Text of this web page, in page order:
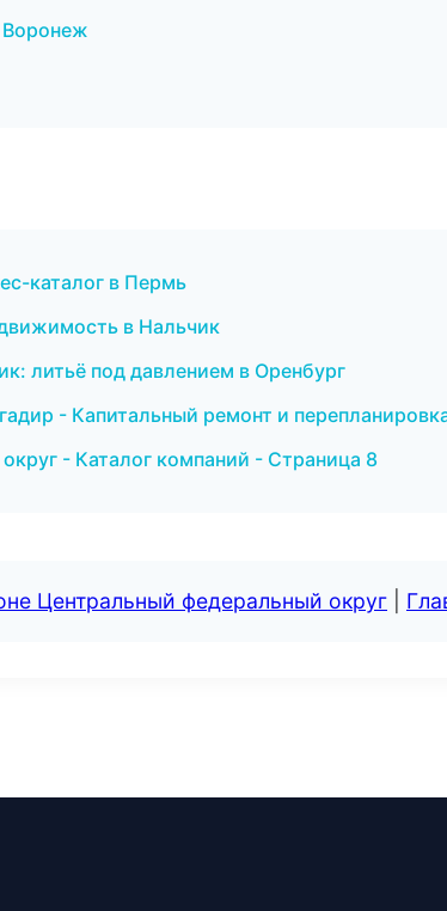
каталог в Пермь
в Нальчик
литьё под давлением в Оренбург
- Капитальный ремонт и
- Каталог компаний - Страница 8
Центральный федеральный округ